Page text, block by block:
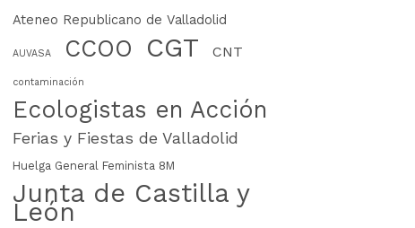
Ateneo Republicano de Valladolid
AUVASA CCOO CGT CNT
contaminación
Ecologistas en Acción
Ferias y Fiestas de Valladolid
Huelga General Feminista 8M
Junta de Castilla y
León